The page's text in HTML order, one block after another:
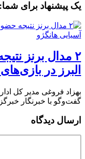
یک پیشنهاد برای شما:
البرز در
بهزاد فروغی مدیر کل
گفت‌وگو با خبرنگار
ارسال دیدگاه